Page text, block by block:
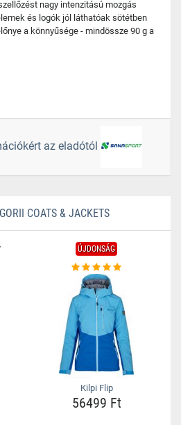
nagy intenzitású mozgás
és logók jól láthatóak sötétben
a könnyűsége - mindössze 90 g a
az eladótól
COATS & JACKETS
ÚJDONSÁG
Kilpi Flip
56499 Ft